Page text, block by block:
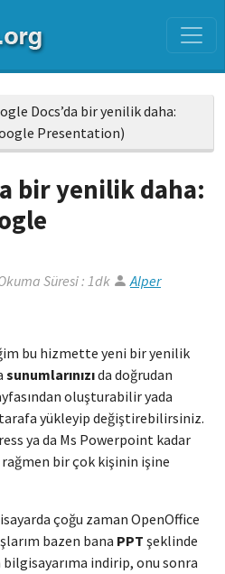
Docs’da bir yenilik daha:
Presentation)
bir yenilik daha:
Süresi : 1dk Alper
bu hizmette yeni bir yenilik
sunumlarınızıda doğrudan
oluşturabilir yada
yükleyip değiştirebilirsiniz.
ya da Ms Powerpoint kadar
bir çok kişinin işine
çoğu zaman OpenOffice
bazen bana PPT şeklinde
indirip, onu sonra